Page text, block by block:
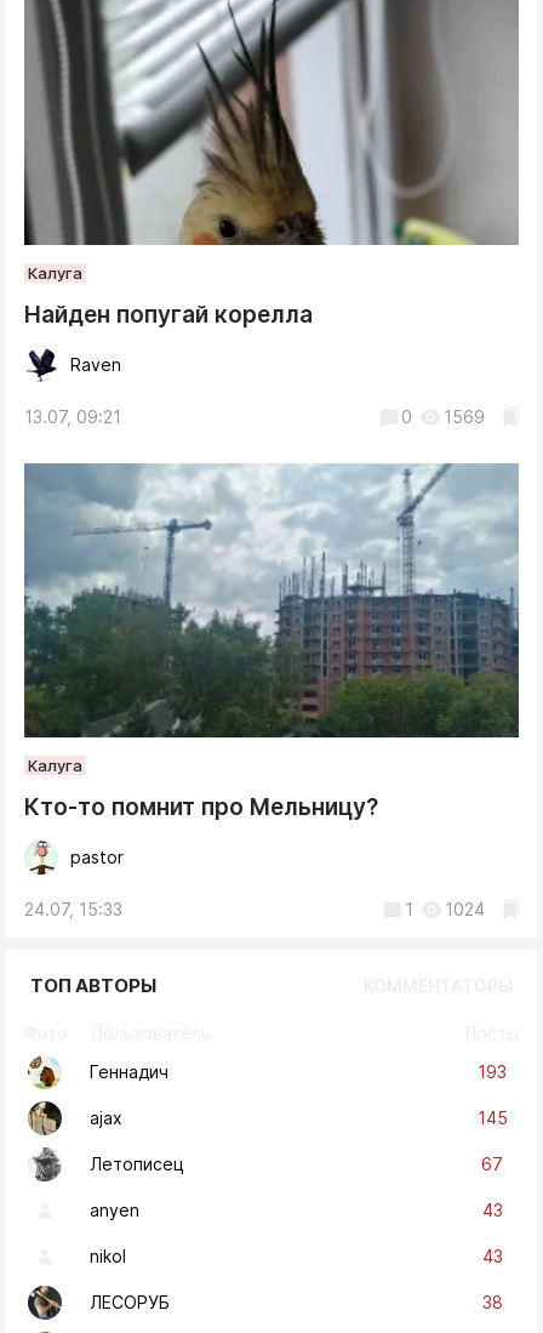
Калуга
Найден попугай корелла
Raven
13.07, 09:21 0 1569
Калуга
Кто-то помнит про Мельницу?
pastor
24.07, 15:33 1 1024
ТОП АВТОРЫ
Геннадич
193
ajax 145
Летописец 67
anyen 43
nikol 43
ЛЕСОРУБ 38